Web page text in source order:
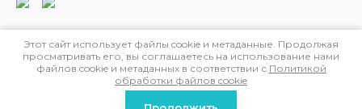
© 2019 - 2026 ООО Леора
Политика конфиденциальности
Megagroup.ru
Этот сайт использует файлы cookie и метаданные. Продолжая
просматривать его, вы соглашаетесь на использование нами
файлов cookie и метаданных в соответствии с Политикой
обработки файлов cookie